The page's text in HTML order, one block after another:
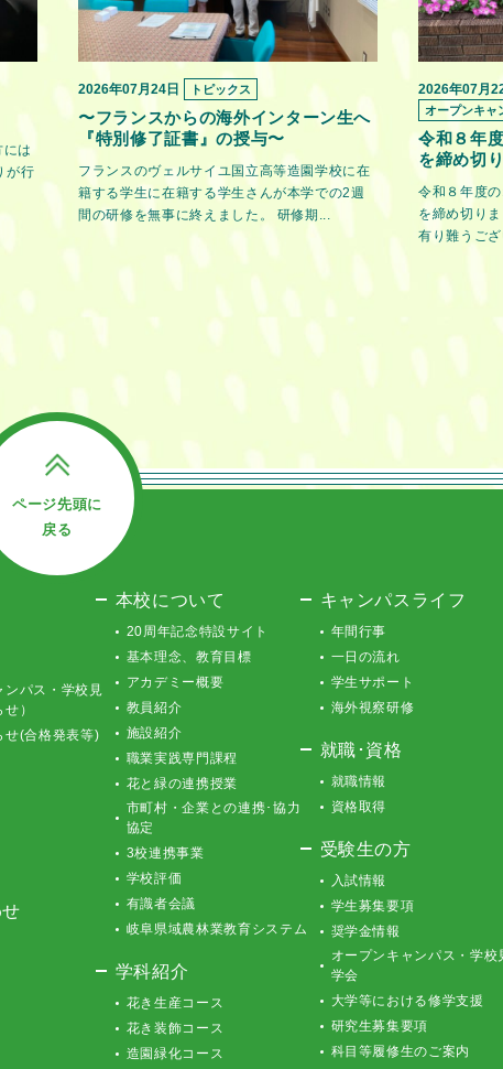
は
が行
2026年07月24日 トピックス
〜フランスからの海外インターン生へ
『特別修了証書』の授与〜
フランスのヴェルサイユ国立高等造園学校に在
籍する学生に在籍する学生さんが本学での2週
間の研修を無事に終えました。 研修期...
2026年07月
オープンキャ
令和８年
を締め切
令和８年度
を締め切り
有り難うご
ページ先頭に
戻る
ンパス・学校見
）
せ(合格発表等)
本校について
20周年記念特設サイト
基本理念、教育目標
アカデミー概要
教員紹介
施設紹介
職業実践専門課程
花と緑の連携授業
市町村・企業との連携･協力
協定
3校連携事業
学校評価
有識者会議
岐阜県域農林業教育システム
学科紹介
花き生産コース
花き装飾コース
造園緑化コース
キャンパスライフ
年間行事
一日の流れ
学生サポート
海外視察研修
就職･資格
就職情報
資格取得
受験生の方
入試情報
学生募集要項
奨学金情報
オープンキャンパス・学校
学会
大学等における修学支援
研究生募集要項
科目等履修生のご案内